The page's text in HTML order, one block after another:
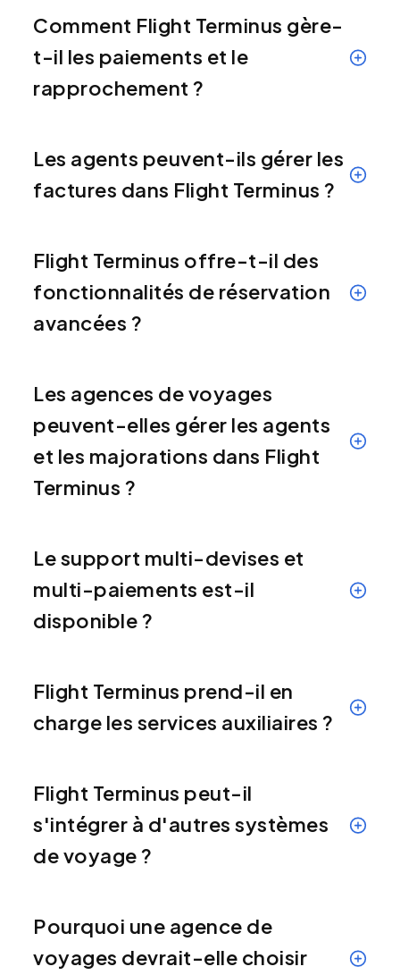
Comment Flight Terminus gère-
t-il les paiements et le
rapprochement ?
Les agents peuvent-ils gérer les
factures dans Flight Terminus ?
Flight Terminus offre-t-il des
fonctionnalités de réservation
avancées ?
Les agences de voyages
peuvent-elles gérer les agents
et les majorations dans Flight
Terminus ?
Le support multi-devises et
multi-paiements est-il
disponible ?
Flight Terminus prend-il en
charge les services auxiliaires ?
Flight Terminus peut-il
s'intégrer à d'autres systèmes
de voyage ?
Pourquoi une agence de
voyages devrait-elle choisir